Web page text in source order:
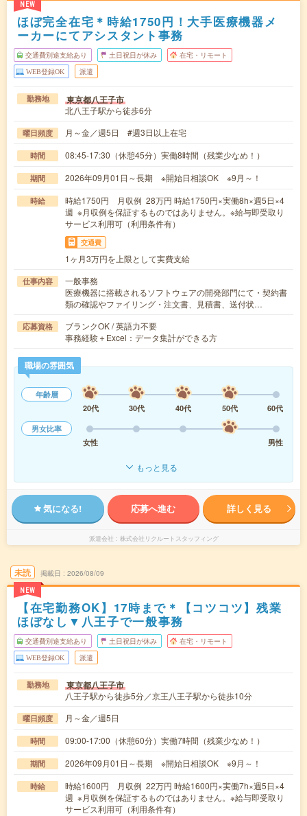
NEW
ほぼ完全在宅＊時給1750円！大手医療機器メ
ーカーにてアシスタント事務
交通費別途支給あり 土日祝日が休み 在宅・リモート
WEB登録OK 派遣
勤務地 東京都八王子市
北八王子駅から徒歩6分
曜日頻度 月～金／週5日 #週3日以上在宅
時間 08:45-17:30（休憩45分）実働8時間（残業少なめ！）
期間 2026年09月01日～長期 ※開始日相談OK ※9月～！
時給
時給1750円 月収例 28万円 時給1750円×実働8h×週5日×4
週 ※月収例を保証するものではありません。※給与即受取り
サービス利用可（利用条件有）
交通費
1ヶ月3万円を上限として実費支給
仕事内容
一般事務
医療機器に搭載されるソフトウェアの開発部門にて・契約書
類の確認やファイリング・注文書、見積書、送付状…
応募資格
ブランクOK / 英語力不要
事務経験＋Excel：データ集計ができる方
職場の雰囲気
年齢層
20代
30代 40代 50代
60代
男女比率
女性
男性
もっと見る
気になる! 応募へ進む 詳しく見る
派遣会社 株式会社リクルートスタッフィング
未読
NEW
掲載日 2026/08/09
【在宅勤務OK】17時まで＊【コツコツ】残業
ほぼなし▼八王子で一般事務
交通費別途支給あり 土日祝日が休み 在宅・リモート
WEB登録OK 派遣
勤務地 東京都八王子市
八王子駅から徒歩5分／京王八王子駅から徒歩10分
曜日頻度 月～金／週5日
時間 09:00-17:00（休憩60分）実働7時間（残業少なめ！）
期間 2026年09月01日～長期 ※開始日相談OK ※9月～！
時給
時給1600円 月収例 22万円 時給1600円×実働7h×週5日×4
週 ※月収例を保証するものではありません。※給与即受取り
サービス利用可（利用条件有）